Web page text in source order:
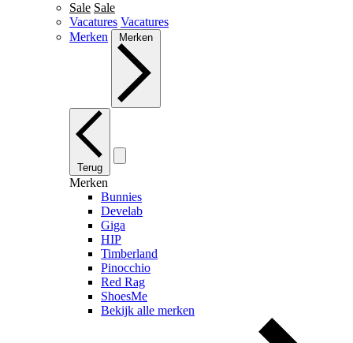
Sale Sale
Vacatures Vacatures
Merken
Merken
Terug
Merken
Bunnies
Develab
Giga
HIP
Timberland
Pinocchio
Red Rag
ShoesMe
Bekijk alle merken